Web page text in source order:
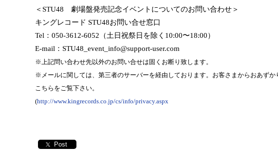
＜ STU48 劇場盤発売記念イベントについてのお問い合わせ＞
キングレコード STU48お問い合せ窓口
Tel ： 050-3612-6052 （土日祝祭日を除く 10:00〜18:00）
E-mail ： STU48_event_info@support-user.com
※上記問い合わせ先以外のお問い合せは固くお断り致します。
※メールに関しては、第三者のサーバーを経由しております。お客さまからおあず
こちらをご覧下さい。
(http://www.kingrecords.co.jp/cs/info/privacy.aspx
Post